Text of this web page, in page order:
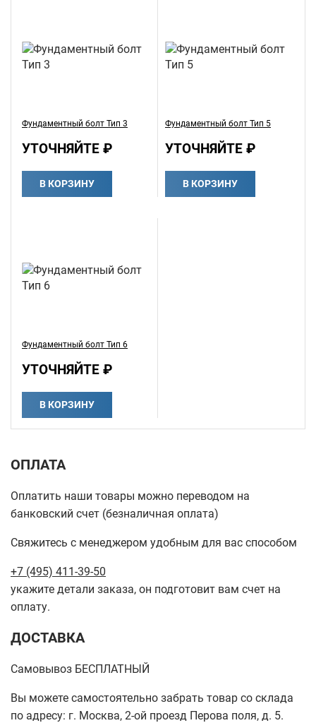
Фундаментный болт Тип 3
УТОЧНЯЙТЕ ₽
В КОРЗИНУ
Фундаментный болт Тип 5
УТОЧНЯЙТЕ ₽
В КОРЗИНУ
Фундаментный болт Тип 6
УТОЧНЯЙТЕ ₽
В КОРЗИНУ
ОПЛАТА
Оплатить наши товары можно переводом на
банковский счет (безналичная оплата)
Свяжитесь с менеджером удобным для вас способом
+7 (495) 411-39-50
укажите детали заказа, он подготовит вам счет на
оплату.
ДОСТАВКА
Самовывоз БЕСПЛАТНЫЙ
Вы можете самостоятельно забрать товар со склада
по адресу: г. Москва, 2-ой проезд Перова поля, д. 5.